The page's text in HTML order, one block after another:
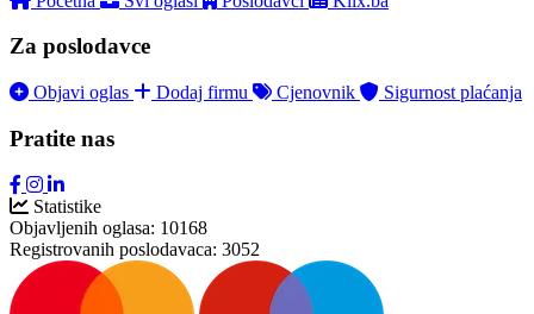
Za poslodavce
Objavi oglas Dodaj firmu Cjenovnik Sigurnost plaćanja
Pratite nas
Statistike
Objavljenih oglasa: 10168
Registrovanih poslodavaca: 3052